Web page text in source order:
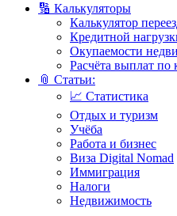
🔢 Калькуляторы
Калькулятор
Кредитной
Окупаемости
Расчёта выплат по
📎 Статьи:
📈 Статистика
Отдых и туризм
Учёба
Работа и бизнес
Виза Digital Nomad
Иммиграция
Налоги
Недвижимость